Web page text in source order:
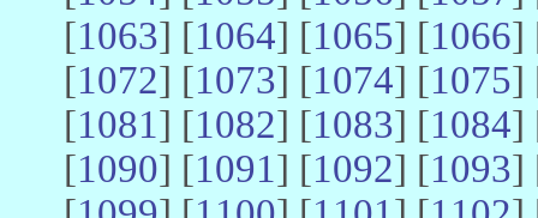
[1063] [1064] [1065] [1066]
[1072] [1073] [1074] [1075]
[1081] [1082] [1083] [1084]
[1090] [1091] [1092] [1093]